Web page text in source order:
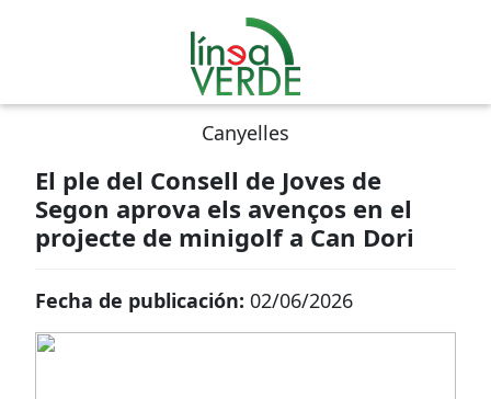
Canyelles
El ple del Consell de Joves de
Segon aprova els avenços en el
projecte de minigolf a Can Dori
Fecha de publicación: 02/06/2026